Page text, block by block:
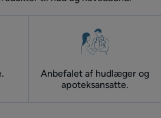
Anbefalet af hudlæger og
apoteksansatte.